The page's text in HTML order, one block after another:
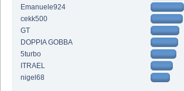
Emanuele924
cekk500
GT
DOPPIA GOBBA
5turbo
ITRAEL
nigel68